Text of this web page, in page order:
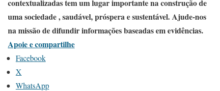
contextualizadas tem um lugar importante na construção de
uma sociedade , saudável, próspera e sustentável. Ajude-nos
na missão de difundir informações baseadas em evidências.
Apoie e compartilhe
Facebook
X
WhatsApp